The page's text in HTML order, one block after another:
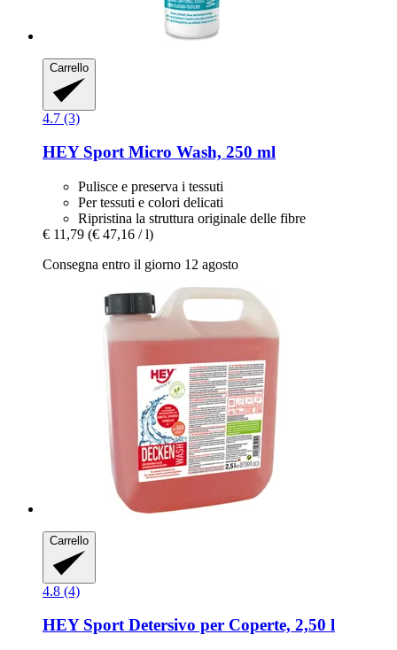
Carrello
4.7 (3)
HEY SportMicro Wash, 250 ml
Pulisce e preserva i tessuti
Per tessuti e colori delicati
Ripristina la struttura originale delle fibre
€ 11,79 (€ 47,16 / l)
Consegna entro il giorno 12 agosto
Carrello
4.8 (4)
HEY SportDetersivo per Coperte, 2,50 l